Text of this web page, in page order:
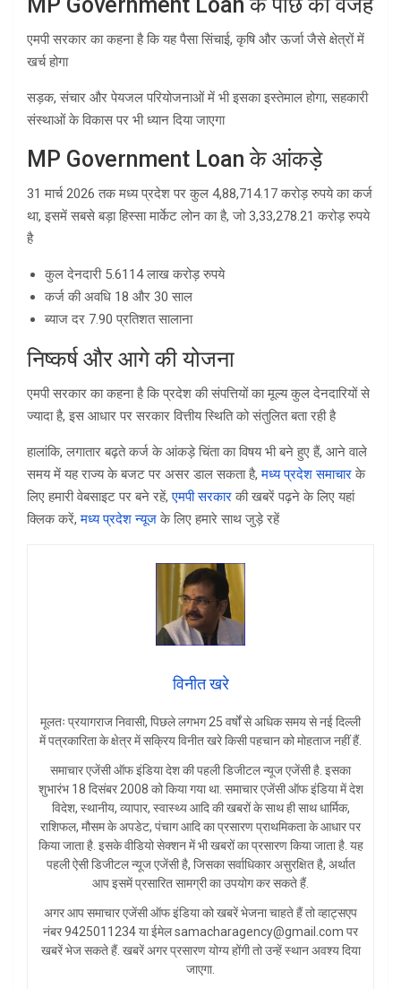
एमपी सरकार का कहना है कि यह पैसा सिंचाई, कृषि और ऊर्जा जैसे क्षेत्रों में
खर्च होगा
सड़क, संचार और पेयजल परियोजनाओं में भी इसका इस्तेमाल होगा, सहकारी
संस्थाओं के विकास पर भी ध्यान दिया जाएगा
MP Government Loan के आंकड़े
31 मार्च 2026 तक मध्य प्रदेश पर कुल 4,88,714.17 करोड़ रुपये का कर्ज
था, इसमें सबसे बड़ा हिस्सा मार्केट लोन का है, जो 3,33,278.21 करोड़ रुपये
है
कुल देनदारी 5.6114 लाख करोड़ रुपये
कर्ज की अवधि 18 और 30 साल
ब्याज दर 7.90 प्रतिशत सालाना
निष्कर्ष और आगे की योजना
एमपी सरकार का कहना है कि प्रदेश की संपत्तियों का मूल्य कुल देनदारियों से
ज्यादा है, इस आधार पर सरकार वित्तीय स्थिति को संतुलित बता रही है
हालांकि, लगातार बढ़ते कर्ज के आंकड़े चिंता का विषय भी बने हुए हैं, आने वाले
समय में यह राज्य के बजट पर असर डाल सकता है,मध्य प्रदेश समाचारके
लिए हमारी वेबसाइट पर बने रहें,एमपी सरकारकी खबरें पढ़ने के लिए यहां
क्लिक करें,मध्य प्रदेश न्यूजके लिए हमारे साथ जुड़े रहें
विनीत खरे
मूलतः प्रयागराज निवासी, पिछले लगभग 25 वर्षों से अधिक समय से नई दिल्ली
में पत्रकारिता के क्षेत्र में सक्रिय विनीत खरे किसी पहचान को मोहताज नहीं हैं.
समाचार एजेंसी ऑफ इंडिया देश की पहली डिजीटल न्यूज एजेंसी है. इसका
शुभारंभ 18 दिसंबर 2008 को किया गया था. समाचार एजेंसी ऑफ इंडिया में देश
विदेश, स्थानीय, व्यापार, स्वास्थ्य आदि की खबरों के साथ ही साथ धार्मिक,
राशिफल, मौसम के अपडेट, पंचाग आदि का प्रसारण प्राथमिकता के आधार पर
किया जाता है. इसके वीडियो सेक्शन में भी खबरों का प्रसारण किया जाता है. यह
पहली ऐसी डिजीटल न्यूज एजेंसी है, जिसका सर्वाधिकार असुरक्षित है, अर्थात
आप इसमें प्रसारित सामग्री का उपयोग कर सकते हैं.
अगर आप समाचार एजेंसी ऑफ इंडिया को खबरें भेजना चाहते हैं तो व्हाट्सएप
नंबर 9425011234 या ईमेल samacharagency@gmail.com पर
खबरें भेज सकते हैं. खबरें अगर प्रसारण योग्य होंगी तो उन्हें स्थान अवश्य दिया
जाएगा.